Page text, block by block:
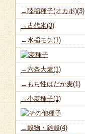
→陸稲種子(オカボ)(3)
→古代米(3)
→水稲モチ(1)
→六条大麦(1)
→もち性はだか麦(1)
→小麦種子(1)
→穀物・雑穀(4)